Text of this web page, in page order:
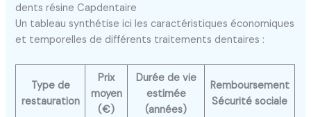
dents résine Capdentaire
Un tableau synthétise ici les caractéristiques économiques
et temporelles de différents traitements dentaires :
Type de
restauration
Prix
moyen
(€)
Durée de vie
estimée
(années)
Remboursement
Sécurité sociale